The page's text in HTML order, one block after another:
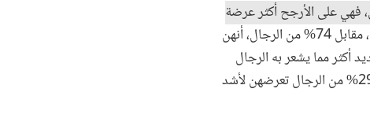
فهي على الأرجح أكثر عرضة
ففي باكستان، ذكر 82% من النساء، مقابل 74% من الرجال، أنهن
أكثر مما يشعر به الرجال
(56% مقابل 46%). وفي أرمينيا، كانت مستويات القلق أعلى بين النساء إذ ذكر 43% من النساء مقابل 29% من الرجال تعرضهن لأشد